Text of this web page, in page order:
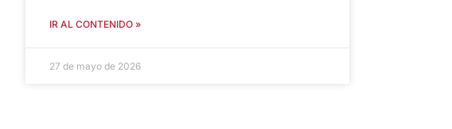
IR AL CONTENIDO »
27 de mayo de 2026